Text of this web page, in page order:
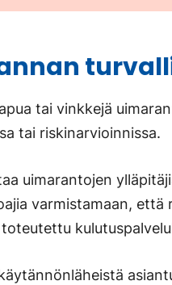
tai vinkkejä
tai riskinarvioinnissa.
uimarantojen
varmistamaan,